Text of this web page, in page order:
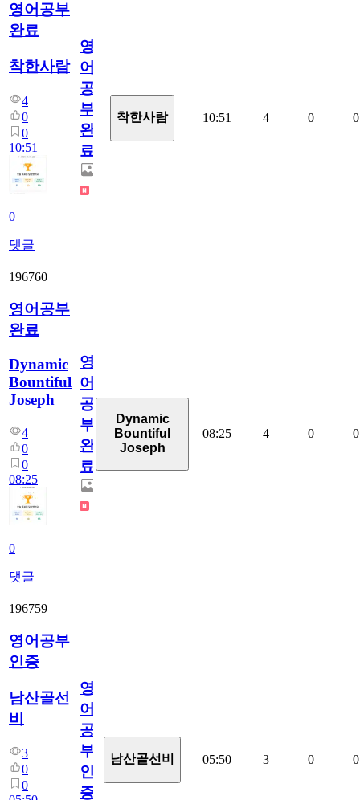
영어공부
완료
착한사람
4
0
0
10:51
0
댓글
영
어
공
부
완
료
착한사람 10:51 4 0 0
196760
영어공부
완료
Dynamic
Bountiful
Joseph
4
0
0
08:25
0
댓글
영
어
공
부
완
료
Dynamic
Bountiful
Joseph
08:25 4 0 0
196759
영어공부
인증
남산골선
비
3
0
0
영
어
공
부
인
증
남산골선비 05:50 3 0 0